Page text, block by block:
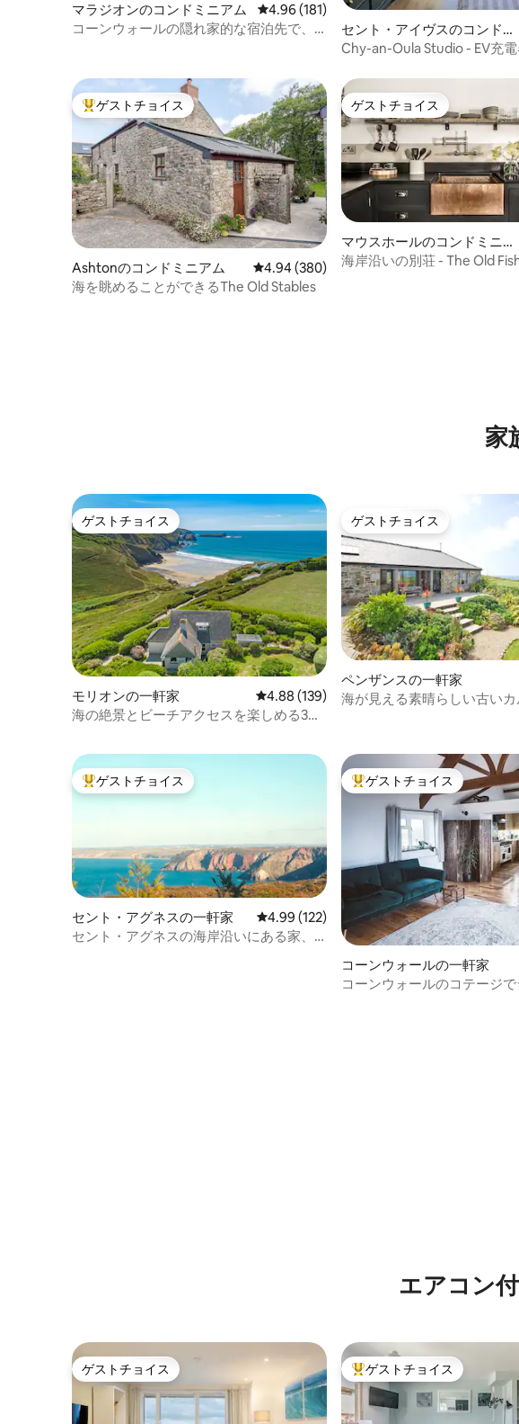
マラジオンのコンドミニアム レビュー181件、5つ星中4.96つ星の平均評
4.96 (181)
コーンウォールの隠れ家的な宿泊先で、
セント・アイヴスのコンドミ
ニアム
Chy-an-Oula Studio - EV充電
大好評のゲストチョイスです。
ゲストチョイス
Ashtonのコンドミニアム レビュー380件、5つ星中4.94つ星の平均評
4.94 (380)
海を眺めることができるThe Old Stables
ゲストチョイス
ゲストチョイス
マウスホールのコンドミニア
ム
海岸沿いの別荘 - The Old
家
ゲストチョイス
ゲストチョイス
モリオンの一軒家 レビュー139件、5つ星中4.88つ星の平均評
4.88 (139)
海の絶景とビーチアクセスを楽しめる3ベ
ゲストチョイス
ゲストチョイス
ペンザンスの一軒家
海が見える素晴らしい古い
大好評のゲストチョイスです。
ゲストチョイス
セント・アグネスの一軒家 レビュー122件、5つ星中4.99つ星の平均評
4.99 (122)
セント・アグネスの海岸沿いにある家、
大好評のゲストチョイスです
ゲストチョイス
コーンウォールの一軒家
コーンウォールのコテージ
エアコン
ゲストチョイス
ゲストチョイス 大好評のゲストチョイスです
ゲストチョイス